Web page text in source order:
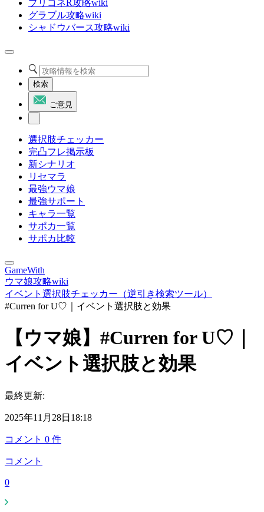
プリコネR攻略wiki
グラブル攻略wiki
シャドウバース攻略wiki
検索
ご意見
選択肢チェッカー
完凸フレ掲示板
新シナリオ
リセマラ
最強ウマ娘
最強サポート
キャラ一覧
サポカ一覧
サポカ比較
GameWith
ウマ娘攻略wiki
イベント選択肢チェッカー（逆引き検索ツール）
#Curren for U♡｜イベント選択肢と効果
【ウマ娘】#Curren for U♡｜
イベント選択肢と効果
最終更新:
2025年11月28日18:18
コメント 0 件
コメント
0